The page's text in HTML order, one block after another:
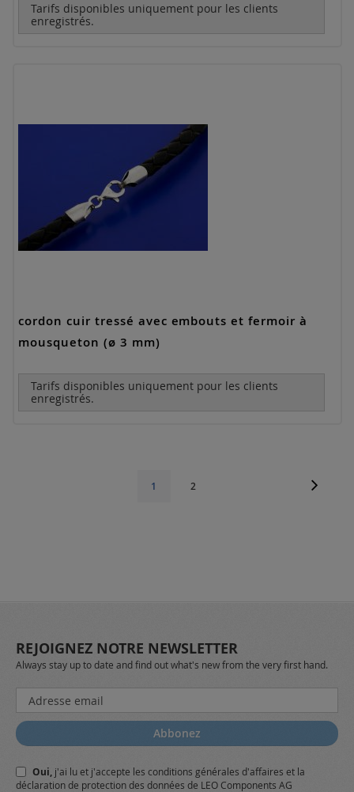
Tarifs disponibles uniquement pour les clients
enregistrés.
cordon cuir tressé avec embouts et fermoir à
mousqueton (ø 3 mm)
Tarifs disponibles uniquement pour les clients
enregistrés.
Vous
1 Page
2
REJOIGNEZ NOTRE NEWSLETTER
Always stay up to date and find out what's new from the very first hand.
Inscription
à
notre
lettre
:
Abbonez
Oui, j'ai lu et j'accepte les conditions générales d'affaires et la
déclaration de protection des données de LEO Components AG